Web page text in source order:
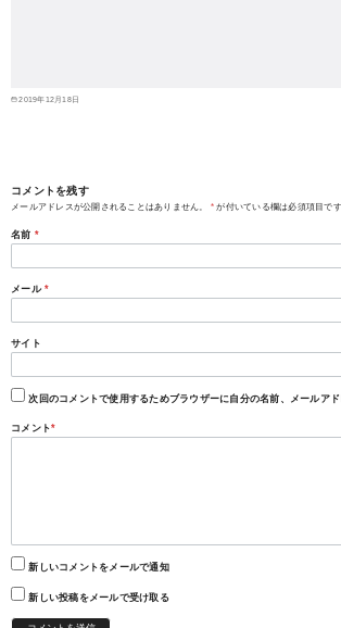
2019年12月18日
コメントを残す
メールアドレスが公開されることはありません。 * が付いている欄は必須項目です
名前 *
メール *
サイト
次回のコメントで使用するためブラウザーに自分の名前、メールアド
コメント*
新しいコメントをメールで通知
新しい投稿をメールで受け取る